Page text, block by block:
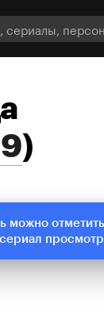
)
можно
сериал